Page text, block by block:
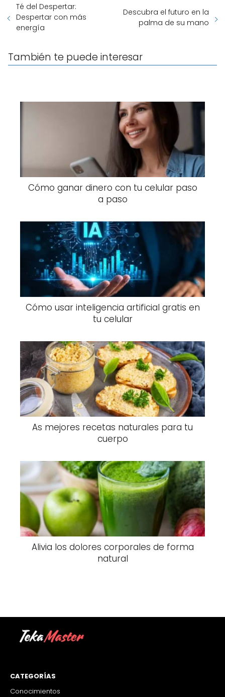
Té del Despertar:
Despertar con más
energía
Descubra el futuro en la
palma de su mano
También te puede interesar
Cómo ganar dinero con tu celular paso
a paso
Cómo usar inteligencia artificial gratis en
tu celular
As mejores recetas naturales para tu
cuerpo
Alivia los dolores corporales de forma
natural
CATEGORÍAS
Conocimientos